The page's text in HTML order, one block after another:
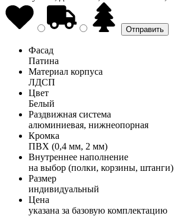
Фасад
Патина
Материал корпуса
ЛДСП
Цвет
Белый
Раздвижная система
алюминиевая, нижнеопорная
Кромка
ПВХ (0,4 мм, 2 мм)
Внутреннее наполнение
на выбор (полки, корзины, штанги)
Размер
индивидуальный
Цена
указана за базовую комплектацию